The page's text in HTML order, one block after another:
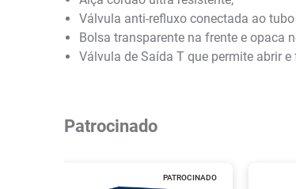
Válvula anti-refluxo conectada ao
Bolsa transparente na frente e opaca
Válvula de Saída T que permite abrir
Patrocinado
PATROCINADO